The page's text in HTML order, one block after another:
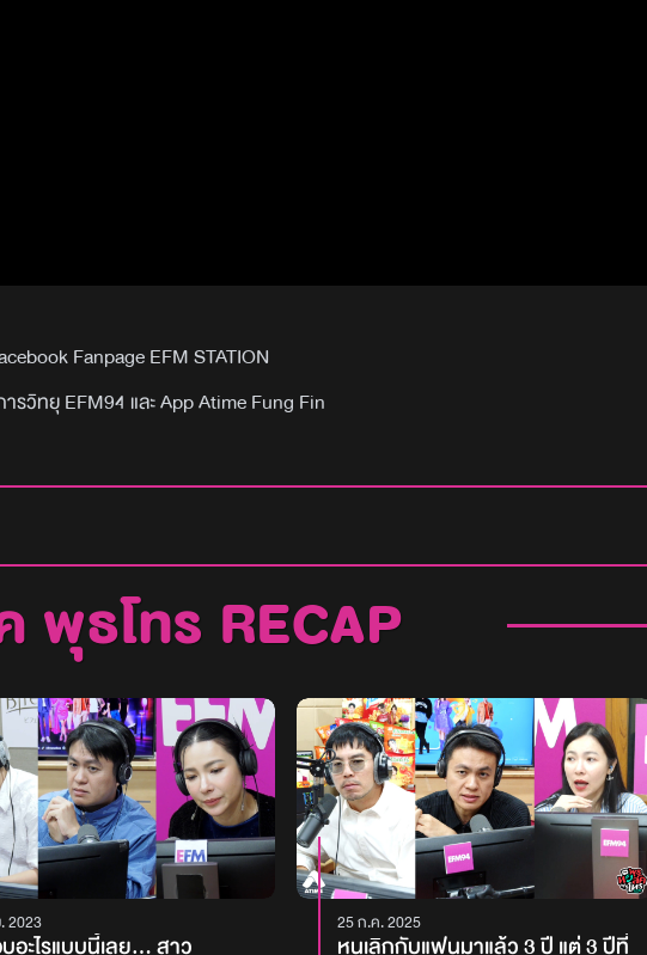
Fanpage EFM STATION
วิทยุ EFM94 และ App Atime Fung Fin
พุธโทร RECAP
2023
อะไรแบบนี้เลย... สาว
25 ก.ค. 2025
หนูเลิกกับแฟนมาแล้ว 3 ปี แต่ 3 ปีที่